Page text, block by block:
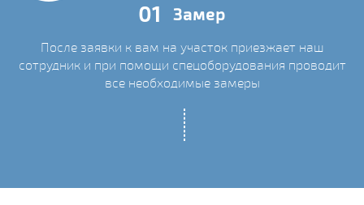
01 Замер
После заявки к вам на участок приезжает наш
сотрудник и при помощи спецоборудования проводит
все необходимые замеры